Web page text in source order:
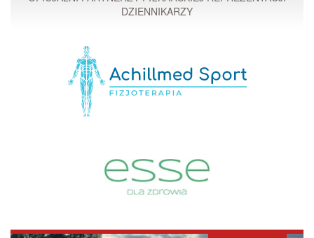
DZIENNIKARZY